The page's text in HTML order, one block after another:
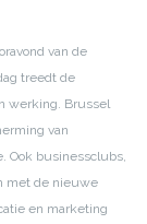
van de
treedt de
werking. Brussel
van
Ook businessclubs,
met de nieuwe
en marketing